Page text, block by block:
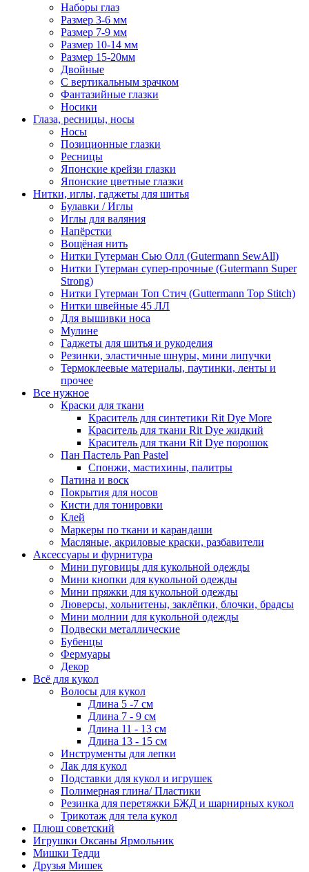
Наборы глаз
Размер 3-6 мм
Размер 7-9 мм
Размер 10-14 мм
Размер 15-20мм
Двойные
С вертикальным зрачком
Фантазийные глазки
Носики
Глаза, ресницы, носы
Носы
Позиционные глазки
Ресницы
Японские крейзи глазки
Японские цветные глазки
Нитки, иглы, гаджеты для шитья
Булавки / Иглы
Иглы для валяния
Напёрстки
Вощёная нить
Нитки Гутерман Сью Олл (Gutermann SewAll)
Нитки Гутерман супер-прочные (Gutermann Super
Strong)
Нитки Гутерман Топ Стич (Guttermann Top Stitch)
Нитки швейные 45 ЛЛ
Для вышивки носа
Мулине
Гаджеты для шитья и рукоделия
Резинки, эластичные шнуры, мини липучки
Термоклеевые материалы, паутинки, ленты и
прочее
Все нужное
Краски для ткани
Краситель для синтетики Rit Dye More
Краситель для ткани Rit Dye жидкий
Краситель для ткани Rit Dye порошок
Пан Пастель Pan Pastel
Спонжи, мастихины, палитры
Патина и воск
Покрытия для носов
Кисти для тонировки
Клей
Маркеры по ткани и карандаши
Масляные, акриловые краски, разбавители
Аксессуары и фурнитура
Мини пуговицы для кукольной одежды
Мини кнопки для кукольной одежды
Мини пряжки для кукольной одежды
Люверсы, хольнитены, заклёпки, блочки, брадсы
Мини молнии для кукольной одежды
Подвески металлические
Бубенцы
Фермуары
Декор
Всё для кукол
Волосы для кукол
Длина 5 -7 см
Длина 7 - 9 см
Длина 11 - 13 см
Длина 13 - 15 см
Инструменты для лепки
Лак для кукол
Подставки для кукол и игрушек
Полимерная глина/ Пластики
Резинка для перетяжки БЖД и шарнирных кукол
Трикотаж для тела кукол
Плюш советский
Игрушки Оксаны Ярмольник
Мишки Тедди
Друзья Мишек